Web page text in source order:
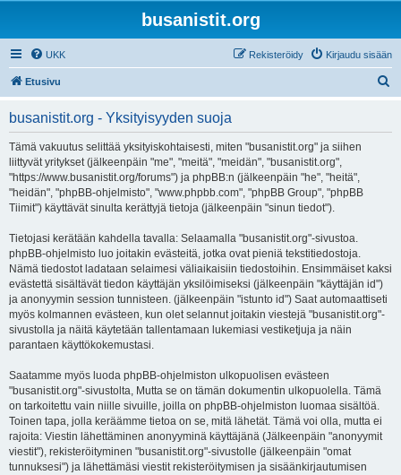
busanistit.org
UKK Kirjaudu sisään
Rekisteröidy
Etusivu
busanistit.org - Yksityisyyden suoja
Tämä vakuutus selittää yksityiskohtaisesti, miten "busanistit.org" ja siihen
liittyvät yritykset (jälkeenpäin "me", "meitä", "meidän", "busanistit.org",
"https://www.busanistit.org/forums") ja phpBB:n (jälkeenpäin "he", "heitä",
"heidän", "phpBB-ohjelmisto", "www.phpbb.com", "phpBB Group", "phpBB
Tiimit") käyttävät sinulta kerättyjä tietoja (jälkeenpäin "sinun tiedot").
Tietojasi kerätään kahdella tavalla: Selaamalla "busanistit.org"-sivustoa.
phpBB-ohjelmisto luo joitakin evästeitä, jotka ovat pieniä tekstitiedostoja.
Nämä tiedostot ladataan selaimesi väliaikaisiin tiedostoihin. Ensimmäiset kaksi
evästettä sisältävät tiedon käyttäjän yksilöimiseksi (jälkeenpäin "käyttäjän id")
ja anonyymin session tunnisteen. (jälkeenpäin "istunto id") Saat automaattiseti
myös kolmannen evästeen, kun olet selannut joitakin viestejä "busanistit.org"-
sivustolla ja näitä käytetään tallentamaan lukemiasi vestiketjuja ja näin
parantaen käyttökokemustasi.
Saatamme myös luoda phpBB-ohjelmiston ulkopuolisen evästeen
"busanistit.org"-sivustolta, Mutta se on tämän dokumentin ulkopuolella. Tämä
on tarkoitettu vain niille sivuille, joilla on phpBB-ohjelmiston luomaa sisältöä.
Toinen tapa, jolla keräämme tietoa on se, mitä lähetät. Tämä voi olla, mutta ei
rajoita: Viestin lähettäminen anonyyminä käyttäjänä (Jälkeenpäin "anonyymit
viestit"), rekisteröityminen "busanistit.org"-sivustolle (jälkeenpäin "omat
tunnuksesi") ja lähettämäsi viestit rekisteröitymisen ja sisäänkirjautumisen